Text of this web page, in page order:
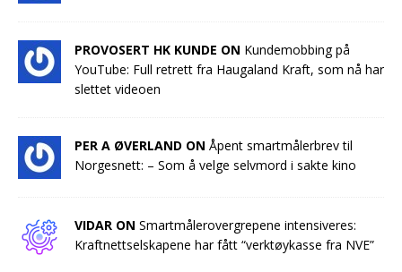
PROVOSERT HK KUNDE ON Kundemobbing på
YouTube: Full retrett fra Haugaland Kraft, som nå har
slettet videoen
PER A ØVERLAND ON Åpent smartmålerbrev til
Norgesnett: – Som å velge selvmord i sakte kino
VIDAR ON Smartmålerovergrepene intensiveres:
Kraftnettselskapene har fått “verktøykasse fra NVE”